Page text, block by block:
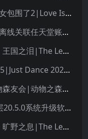
完蛋！我被美女包围了2|Love Is All Around 2中文
Linkalho工具离线关联任天堂账户教程
塞尔达传说：王国之泪|The Legend of Zelda: Tears of the Kingdom中文
舞力全开2025|Just Dance 2025中文
集合啦！动物森友会|动物之森|Animal Crossing: New Horizons中文
Switch大气层20.5.0系统升级软硬破通用教程
塞尔达传说：旷野之息|The Legend of Zelda: Breath of the Wild中文